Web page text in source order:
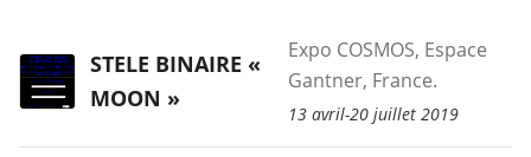
STELE BINAIRE «
MOON »
Expo COSMOS, Espace
Gantner, France.
13 avril-20 juillet 2019